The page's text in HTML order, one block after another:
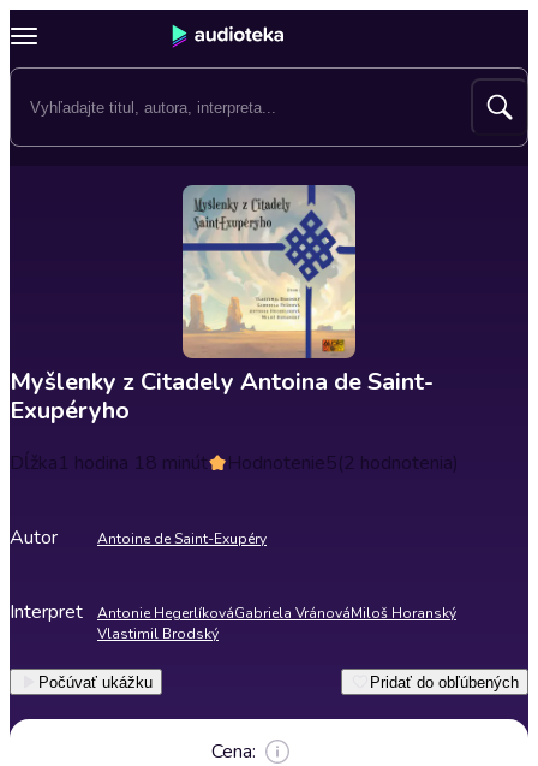
Myšlenky z Citadely Antoina de Saint-
Exupéryho
Dĺžka1 hodina 18 minút Hodnotenie5(2 hodnotenia)
Autor Antoine de Saint-Exupéry
Interpret Antonie HegerlíkováGabriela VránováMiloš Horanský
Vlastimil Brodský
Počúvať ukážku Pridať do obľúbených
Cena: